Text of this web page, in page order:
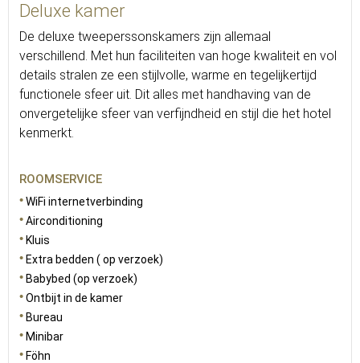
Deluxe kamer
De deluxe tweeperssonskamers zijn allemaal
verschillend. Met hun faciliteiten van hoge kwaliteit en vol
details stralen ze een stijlvolle, warme en tegelijkertijd
functionele sfeer uit. Dit alles met handhaving van de
onvergetelijke sfeer van verfijndheid en stijl die het hotel
kenmerkt.
ROOMSERVICE
WiFi internetverbinding
Airconditioning
Kluis
Extra bedden ( op verzoek)
Babybed (op verzoek)
Ontbijt in de kamer
Bureau
Minibar
Föhn